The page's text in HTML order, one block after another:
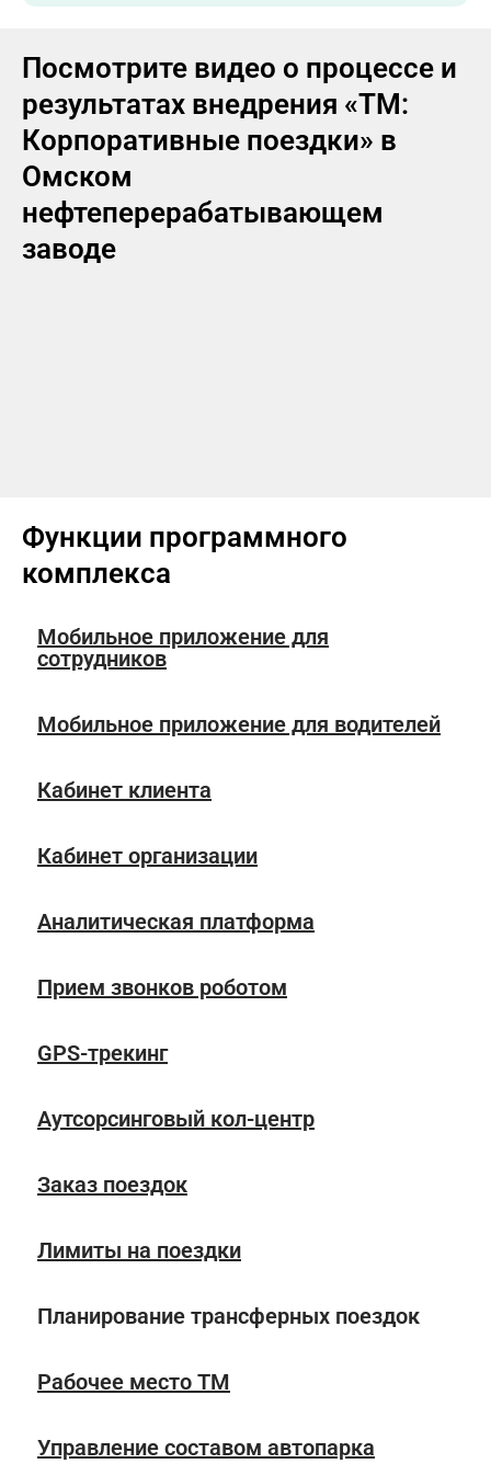
Посмотрите видео о процессе и
результатах внедрения «ТМ:
Корпоративные поездки» в
Омском
нефтеперерабатывающем
заводе
Функции программного
комплекса
Мобильное приложение для
сотрудников
Мобильное приложение для водителей
Кабинет клиента
Кабинет организации
Аналитическая платформа
Прием звонков роботом
GPS-трекинг
Аутсорсинговый кол-центр
Заказ поездок
Лимиты на поездки
Планирование трансферных поездок
Рабочее место ТМ
Управление составом автопарка